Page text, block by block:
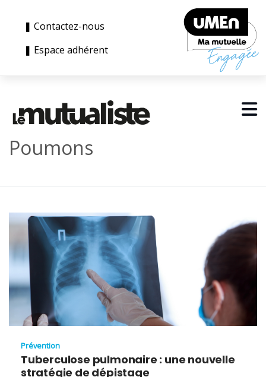
❚ Contactez-nous
❚ Espace adhérent
Poumons
Prévention
Tuberculose pulmonaire : une nouvelle
stratégie de dépistage